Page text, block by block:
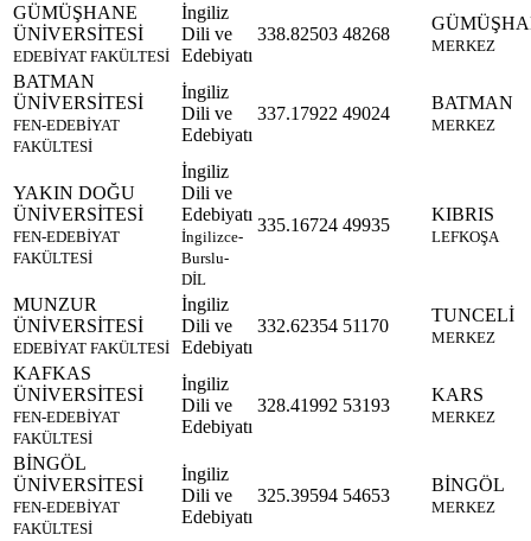
GÜMÜŞHANE
ÜNİVERSİTESİ
EDEBİYAT FAKÜLTESİ
İngiliz
Dili ve
Edebiyatı
338.82503 48268
MERKEZ
BATMAN
ÜNİVERSİTESİ
FEN-EDEBİYAT
FAKÜLTESİ
İngiliz
Dili ve
Edebiyatı
337.17922 49024
BATMAN
MERKEZ
YAKIN DOĞU
ÜNİVERSİTESİ
FEN-EDEBİYAT
FAKÜLTESİ
İngiliz
Dili ve
Edebiyatı
İngilizce-
Burslu-
DİL
335.16724 49935
KIBRIS
LEFKOŞA
MUNZUR
ÜNİVERSİTESİ
EDEBİYAT FAKÜLTESİ
İngiliz
Dili ve
Edebiyatı
332.62354 51170
TUNCELİ
MERKEZ
KAFKAS
ÜNİVERSİTESİ
FEN-EDEBİYAT
FAKÜLTESİ
İngiliz
Dili ve
Edebiyatı
328.41992 53193
KARS
MERKEZ
BİNGÖL
ÜNİVERSİTESİ
FEN-EDEBİYAT
FAKÜLTESİ
İngiliz
Dili ve
Edebiyatı
325.39594 54653
BİNGÖL
MERKEZ